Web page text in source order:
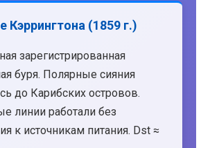
Кэррингтона (1859 г.)
зарегистрированная
буря. Полярные сияния
до Карибских островов.
линии работали без
к источникам питания. Dst ≈